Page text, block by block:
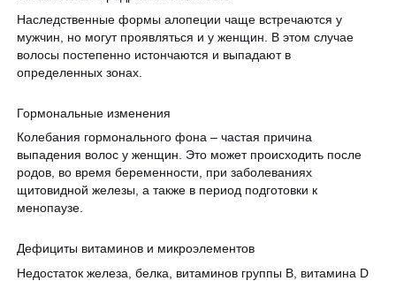
Наследственные формы алопеции чаще встречаются у
мужчин, но могут проявляться и у женщин. В этом случае
волосы постепенно истончаются и выпадают в
определенных зонах.
Гормональные изменения
Колебания гормонального фона – частая причина
выпадения волос у женщин. Это может происходить после
родов, во время беременности, при заболеваниях
щитовидной железы, а также в период подготовки к
менопаузе.
Дефициты витаминов и микроэлементов
Недостаток железа, белка, витаминов группы B, витамина D